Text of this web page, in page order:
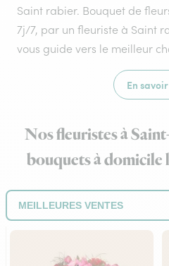
Saint rabier. Bouquet de
7j/7, par un fleuriste à Saint
vous guide vers le meilleur
En
Nos fleuristes à
bouquets à